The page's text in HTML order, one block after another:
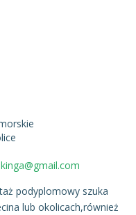
podyplomowy szuka
lub okolicach,również